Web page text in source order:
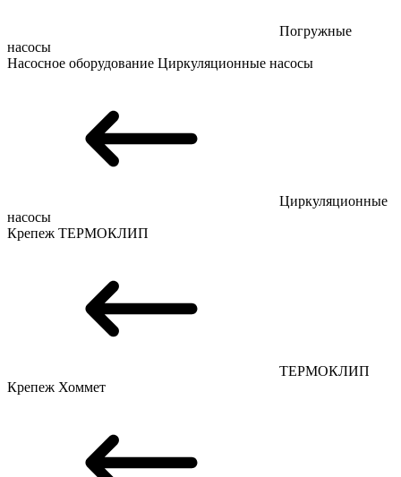
Погружные
насосы
Насосное оборудование Циркуляционные насосы
Циркуляционные
насосы
Крепеж ТЕРМОКЛИП
ТЕРМОКЛИП
Крепеж Хоммет